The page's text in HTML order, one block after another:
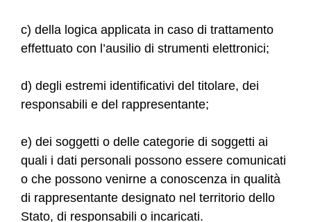
c) della logica applicata in caso di trattamento
effettuato con l’ausilio di strumenti elettronici;
d) degli estremi identificativi del titolare, dei
responsabili e del rappresentante;
e) dei soggetti o delle categorie di soggetti ai
quali i dati personali possono essere comunicati
o che possono venirne a conoscenza in qualità
di rappresentante designato nel territorio dello
Stato, di responsabili o incaricati.